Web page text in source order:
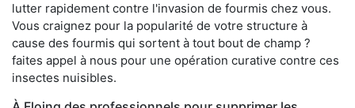
lutter rapidement contre l'invasion de fourmis chez vous.
Vous craignez pour la popularité de votre structure à
cause des fourmis qui sortent à tout bout de champ ?
faites appel à nous pour une opération curative contre ces
insectes nuisibles.